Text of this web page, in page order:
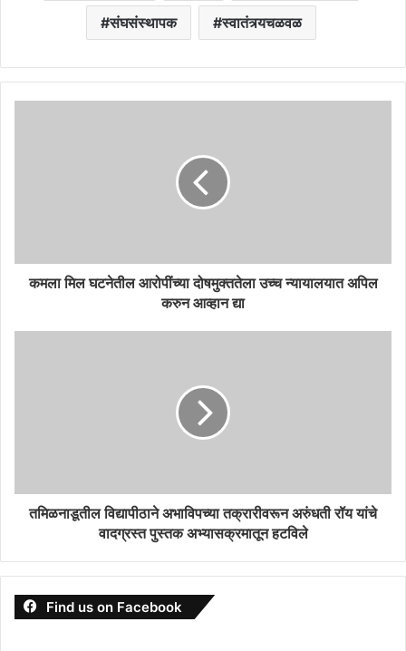
संघसंस्थापक स्वातंत्र्यचळवळ
कमला मिल घटनेतील आरोपींच्या दोषमुक्ततेला उच्च न्यायालयात अपिल
करुन आव्हान द्या
तमिळनाडूतील विद्यापीठाने अभाविपच्या तक्रारीवरून अरुंधती रॉय यांचे
वादग्रस्त पुस्तक अभ्यासक्रमातून हटविले
Find us on Facebook